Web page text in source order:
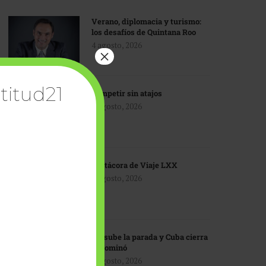
Verano, diplomacia y turismo:
los desafíos de Quintana Roo
4 agosto, 2026
Competir sin atajos
4 agosto, 2026
Bitácora de Viaje LXX
3 agosto, 2026
EU sube la parada y Cuba cierra
el dominó
3 agosto, 2026
×